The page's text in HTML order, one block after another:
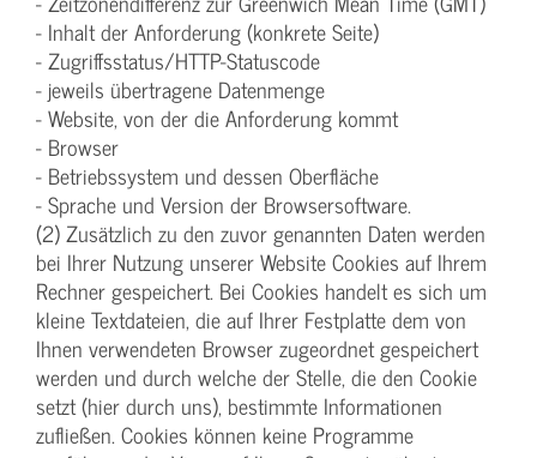
- Inhalt der Anforderung (konkrete Seite)
- Zugriffsstatus/HTTP-Statuscode
- jeweils übertragene Datenmenge
- Website, von der die Anforderung kommt
- Browser
- Betriebssystem und dessen Oberfläche
- Sprache und Version der Browsersoftware.
(2) Zusätzlich zu den zuvor genannten Daten werden
bei Ihrer Nutzung unserer Website Cookies auf Ihrem
Rechner gespeichert. Bei Cookies handelt es sich um
kleine Textdateien, die auf Ihrer Festplatte dem von
Ihnen verwendeten Browser zugeordnet gespeichert
werden und durch welche der Stelle, die den Cookie
setzt (hier durch uns), bestimmte Informationen
zufließen. Cookies können keine Programme